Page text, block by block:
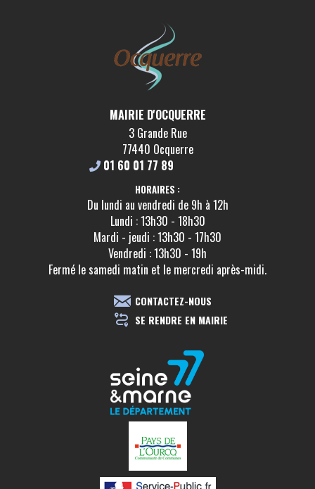
MAIRIE D'OCQUERRE
3 Grande Rue
77440 Ocquerre
01 60 01 77 89
HORAIRES :
Du lundi au vendredi de 9h à 12h
Lundi : 13h30 - 18h30
Mardi - jeudi : 13h30 - 17h30
Vendredi : 13h30 - 19h
Fermé le samedi matin et le mercredi après-midi.
CONTACTEZ-NOUS
SE RENDRE EN MAIRIE